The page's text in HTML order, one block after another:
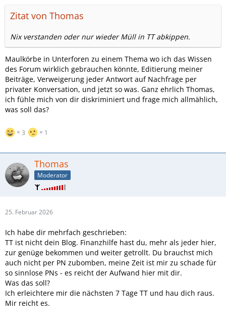
Zitat von Thomas
Nix verstanden oder nur wieder Müll in TT abkippen.
Maulkörbe in Unterforen zu einem Thema wo ich das Wissen
des Forum wirklich gebrauchen könnte, Editierung meiner
Beiträge, Verweigerung jeder Antwort auf Nachfrage per
privater Konversation, und jetzt so was. Ganz ehrlich Thomas,
ich fühle mich von dir diskriminiert und frage mich allmählich,
was soll das?
3 1
Thomas
Moderator
25. Februar 2026
Ich habe dir mehrfach geschrieben:
TT ist nicht dein Blog. Finanzhilfe hast du, mehr als jeder hier,
zur genüge bekommen und weiter getrollt. Du brauchst mich
auch nicht per PN zubomben, meine Zeit ist mir zu schade für
so sinnlose PNs - es reicht der Aufwand hier mit dir.
Was das soll?
Ich erleichtere mir die nächsten 7 Tage TT und hau dich raus.
Mir reicht es.